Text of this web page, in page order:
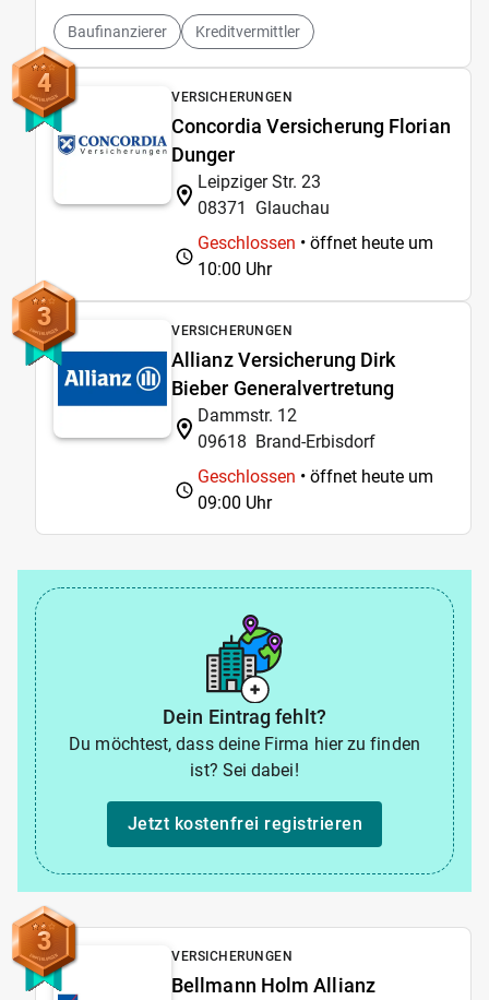
Baufinanzierer Kreditvermittler
4 VERSICHERUNGEN
Concordia Versicherung Florian
Dunger
Leipziger Str. 23
08371
Glauchau
Geschlossen • öffnet heute um
10:00 Uhr
3 VERSICHERUNGEN
Allianz Versicherung Dirk
Bieber Generalvertretung
Dammstr. 12
09618 Brand-Erbisdorf
Geschlossen • öffnet heute um
09:00 Uhr
Dein Eintrag fehlt?
Du möchtest, dass deine Firma hier zu finden
ist? Sei dabei!
Jetzt kostenfrei registrieren
3 VERSICHERUNGEN
Bellmann Holm Allianz